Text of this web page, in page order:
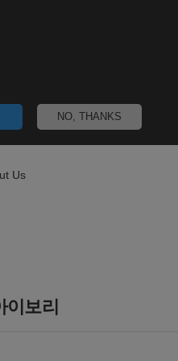
NO, THANKS
Us
이보리